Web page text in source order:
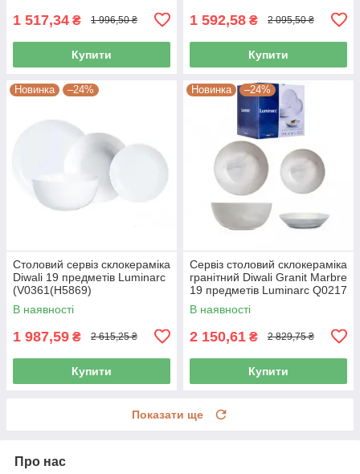
1 517,34 ₴ 1 996,50 ₴
Купити
1 592,58 ₴ 2 095,50 ₴
Купити
Новинка –24%
Столовий сервіз склокераміка
Diwali 19 предметів Luminarc
(V0361(H5869)
В наявності
1 987,59 ₴ 2 615,25 ₴
Купити
Новинка –24%
Сервіз столовий склокераміка
гранітний Diwali Granit Marbre
19 предметів Luminarc Q0217
В наявності
2 150,61 ₴ 2 829,75 ₴
Купити
Показати ще
Про нас